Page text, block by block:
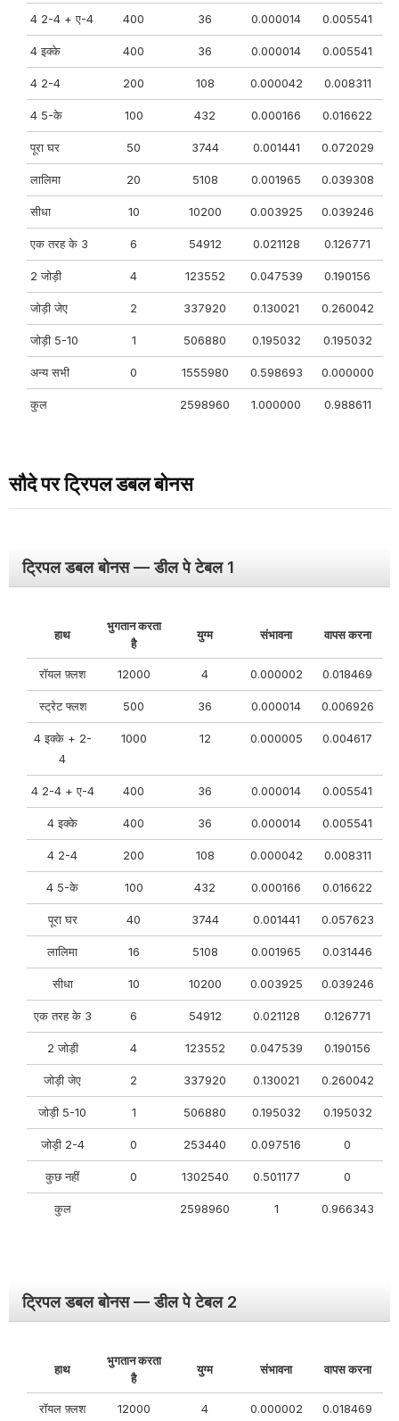
4 2-4 + ए-4 400 36 0.000014 0.005541
4 इक्के 400 36 0.000014 0.005541
4 2-4 200 108 0.000042 0.008311
4 5-के 100 432 0.000166 0.016622
पूरा घर 50 3744 0.001441 0.072029
लालिमा 20 5108 0.001965 0.039308
सीधा 10 10200 0.003925 0.039246
एक तरह के 3 6 54912 0.021128 0.126771
2 जोड़ी 4 123552 0.047539 0.190156
जोड़ी जेए 2 337920 0.130021 0.260042
जोड़ी 5-10 1 506880 0.195032 0.195032
अन्य सभी 0 1555980 0.598693 0.000000
कुल 2598960 1.000000 0.988611
सौदे पर ट्रिपल डबल बोनस
ट्रिपल डबल बोनस — डील पे टेबल 1
हाथ
भुगतान करता
है
युग्म संभावना वापस करना
रॉयल फ़्लश 12000 4 0.000002 0.018469
स्ट्रेट फ्लश 500 36 0.000014 0.006926
4 इक्के + 2-
4
1000 12 0.000005 0.004617
4 2-4 + ए-4 400 36 0.000014 0.005541
4 इक्के 400 36 0.000014 0.005541
4 2-4 200 108 0.000042 0.008311
4 5-के 100 432 0.000166 0.016622
पूरा घर 40 3744 0.001441 0.057623
लालिमा 16 5108 0.001965 0.031446
सीधा 10 10200 0.003925 0.039246
एक तरह के 3 6 54912 0.021128 0.126771
2 जोड़ी 4 123552 0.047539 0.190156
जोड़ी जेए 2 337920 0.130021 0.260042
जोड़ी 5-10 1 506880 0.195032 0.195032
जोड़ी 2-4 0 253440 0.097516 0
कुछ नहीं 0 1302540 0.501177 0
कुल 2598960 1 0.966343
ट्रिपल डबल बोनस — डील पे टेबल 2
हाथ
भुगतान करता
है
युग्म संभावना वापस करना
रॉयल फ़्लश 12000 4 0.000002 0.018469